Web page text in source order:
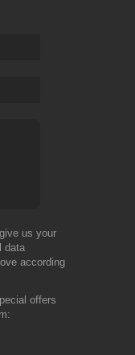
us your
data
according
offers